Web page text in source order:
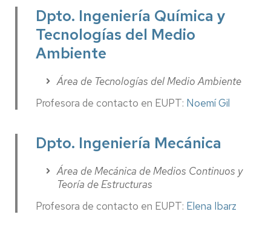
Dpto. Ingeniería Química y
Tecnologías del Medio
Ambiente
Área de Tecnologías del Medio Ambiente
Profesora de contacto en EUPT: Noemí Gil
Dpto. Ingeniería Mecánica
Área de Mecánica de Medios Continuos y
Teoría de Estructuras
Profesora de contacto en EUPT: Elena Ibarz